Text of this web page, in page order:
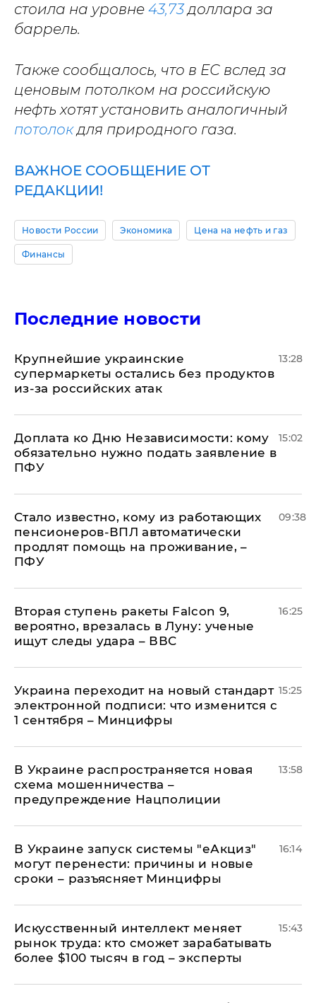
стоила на уровне 43,73доллара за
баррель.
Также сообщалось, что в ЕС вслед за
ценовым потолком на российскую
нефть хотят установить аналогичный
потолокдля природного газа.
ВАЖНОЕ СООБЩЕНИЕ ОТ
РЕДАКЦИИ!
Новости России Экономика Цена на нефть и газ
Финансы
Последние новости
Крупнейшие украинские
супермаркеты остались без продуктов
из-за российских атак
13:28
Доплата ко Дню Независимости: кому
обязательно нужно подать заявление в
ПФУ
15:02
Стало известно, кому из работающих
пенсионеров-ВПЛ автоматически
продлят помощь на проживание, –
ПФУ
09:38
Вторая ступень ракеты Falcon 9,
вероятно, врезалась в Луну: ученые
ищут следы удара – ВВС
16:25
Украина переходит на новый стандарт
электронной подписи: что изменится с
1 сентября – Минцифры
15:25
В Украине распространяется новая
схема мошенничества –
предупреждение Нацполиции
13:58
В Украине запуск системы "еАкциз"
могут перенести: причины и новые
сроки – разъясняет Минцифры
16:14
Искусственный интеллект меняет
рынок труда: кто сможет зарабатывать
более $100 тысяч в год – эксперты
15:43